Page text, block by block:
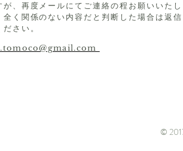
が、再度メールにてご連絡の程お願いいた
く関係のない内容だと判断した場合は返
さい。
©